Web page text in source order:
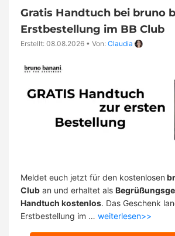
Gratis Handtuch bei bruno
Erstbestellung im BB Club
Erstellt: 08.08.2026 • Von: Claudia
Meldet euch jetzt für den kostenlosen
Club an und erhaltet als
Handtuch kostenlos. Das Geschenk
Erstbestellung im … weiterlesen>>